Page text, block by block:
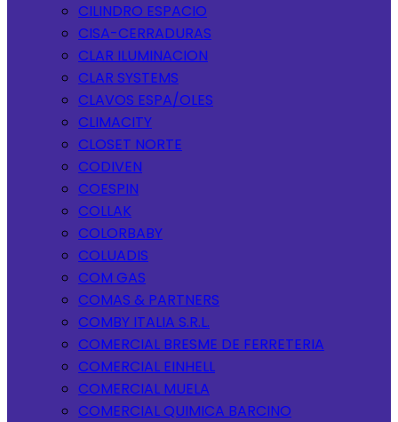
CILINDRO ESPACIO
CISA-CERRADURAS
CLAR ILUMINACION
CLAR SYSTEMS
CLAVOS ESPA/OLES
CLIMACITY
CLOSET NORTE
CODIVEN
COESPIN
COLLAK
COLORBABY
COLUADIS
COM GAS
COMAS & PARTNERS
COMBY ITALIA S.R.L.
COMERCIAL BRESME DE FERRETERIA
COMERCIAL EINHELL
COMERCIAL MUELA
COMERCIAL QUIMICA BARCINO